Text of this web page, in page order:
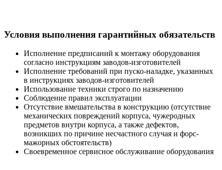
Условия выполнения гарантийных обязательств
Исполнение предписаний к монтажу оборудования
согласно инструкциям заводов-изготовителей
Исполнение требований при пуско-наладке, указанных
в инструкциях заводов-изготовителей
Использование техники строго по назначению
Соблюдение правил эксплуатации
Отсутствие вмешательства в конструкцию (отсутствие
механических повреждений корпуса, чужеродных
предметов внутри корпуса, а также дефектов,
возникших по причине несчастного случая и форс-
мажорных обстоятельств)
Своевременное сервисное обслуживание оборудования